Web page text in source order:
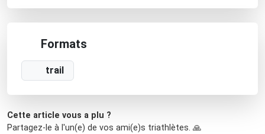
Formats
trail
Cette article vous a plu ?
Partagez-le à l'un(e) de vos ami(e)s triathlètes. 🙏